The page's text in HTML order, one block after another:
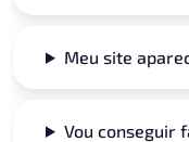
Meu site
Vou conseguir